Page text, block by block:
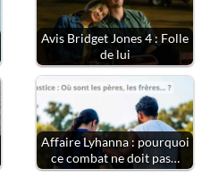
Avis Bridget Jones 4 : Folle
de lui
Affaire Lyhanna : pourquoi
ce combat ne doit pas…